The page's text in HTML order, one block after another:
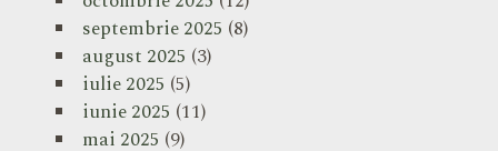
septembrie 2025 (8)
august 2025 (3)
iulie 2025 (5)
iunie 2025 (11)
mai 2025 (9)